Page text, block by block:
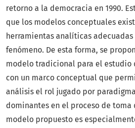
retorno a la democracia en 1990.
que los modelos conceptuales
herramientas analíticas
fenómeno. De esta forma, se
modelo tradicional para el
con un marco conceptual que
análisis el rol jugado por
dominantes en el proceso de toma
modelo propuesto es